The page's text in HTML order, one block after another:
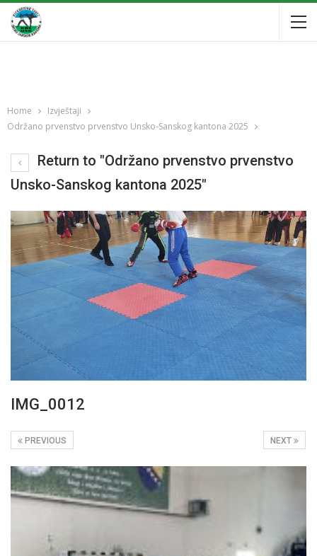
Home
Izvještaji
Održano prvenstvo prvenstvo Unsko-Sanskog kantona 2025
Return to "Održano prvenstvo prvenstvo
Unsko-Sanskog kantona 2025"
IMG_0012
NEXT
PREVIOUS